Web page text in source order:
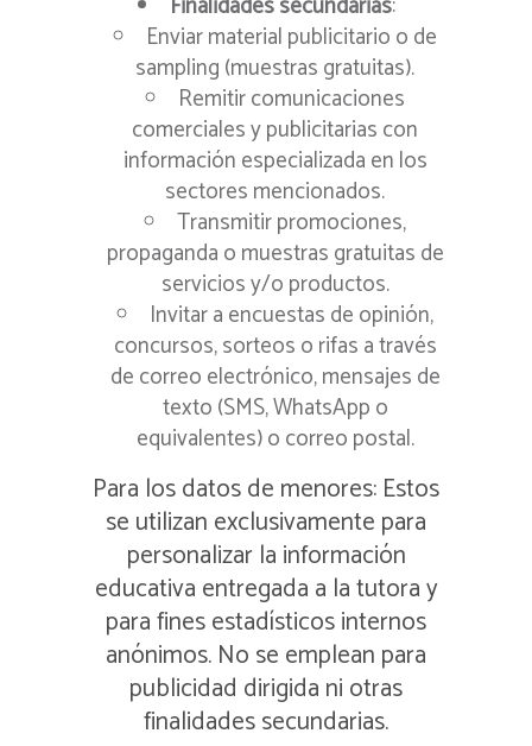
Enviar material publicitario o de
sampling (muestras gratuitas).
Remitir comunicaciones
comerciales y publicitarias con
información especializada en los
sectores mencionados.
Transmitir promociones,
propaganda o muestras gratuitas de
servicios y/o productos.
Invitar a encuestas de opinión,
concursos, sorteos o rifas a través
de correo electrónico, mensajes de
texto (SMS, WhatsApp o
equivalentes) o correo postal.
Para los datos de menores: Estos
se utilizan exclusivamente para
personalizar la información
educativa entregada a la tutora y
para fines estadísticos internos
anónimos. No se emplean para
publicidad dirigida ni otras
finalidades secundarias.